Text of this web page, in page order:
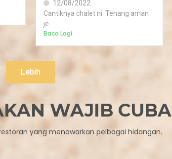
12/08/2022
Cantiknya chalet ni. Tenang aman
je.
Baca Lagi
Lebih
WAJIB CUBA
yang menawarkan pelbagai hidangan.